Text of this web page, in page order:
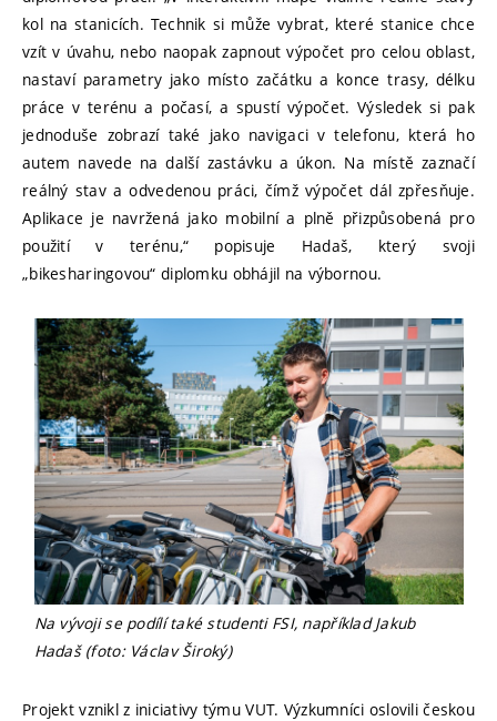
kol na stanicích. Technik si může vybrat, které stanice chce
vzít v úvahu, nebo naopak zapnout výpočet pro celou oblast,
nastaví parametry jako místo začátku a konce trasy, délku
práce v terénu a počasí, a spustí výpočet. Výsledek si pak
jednoduše zobrazí také jako navigaci v telefonu, která ho
autem navede na další zastávku a úkon. Na místě zaznačí
reálný stav a odvedenou práci, čímž výpočet dál zpřesňuje.
Aplikace je navržená jako mobilní a plně přizpůsobená pro
použití v terénu,“ popisuje Hadaš, který svoji
„bikesharingovou“ diplomku obhájil na výbornou.
Na vývoji se podílí také studenti FSI, například Jakub
Hadaš (foto: Václav Široký)
Projekt vznikl z iniciativy týmu VUT. Výzkumníci oslovili českou